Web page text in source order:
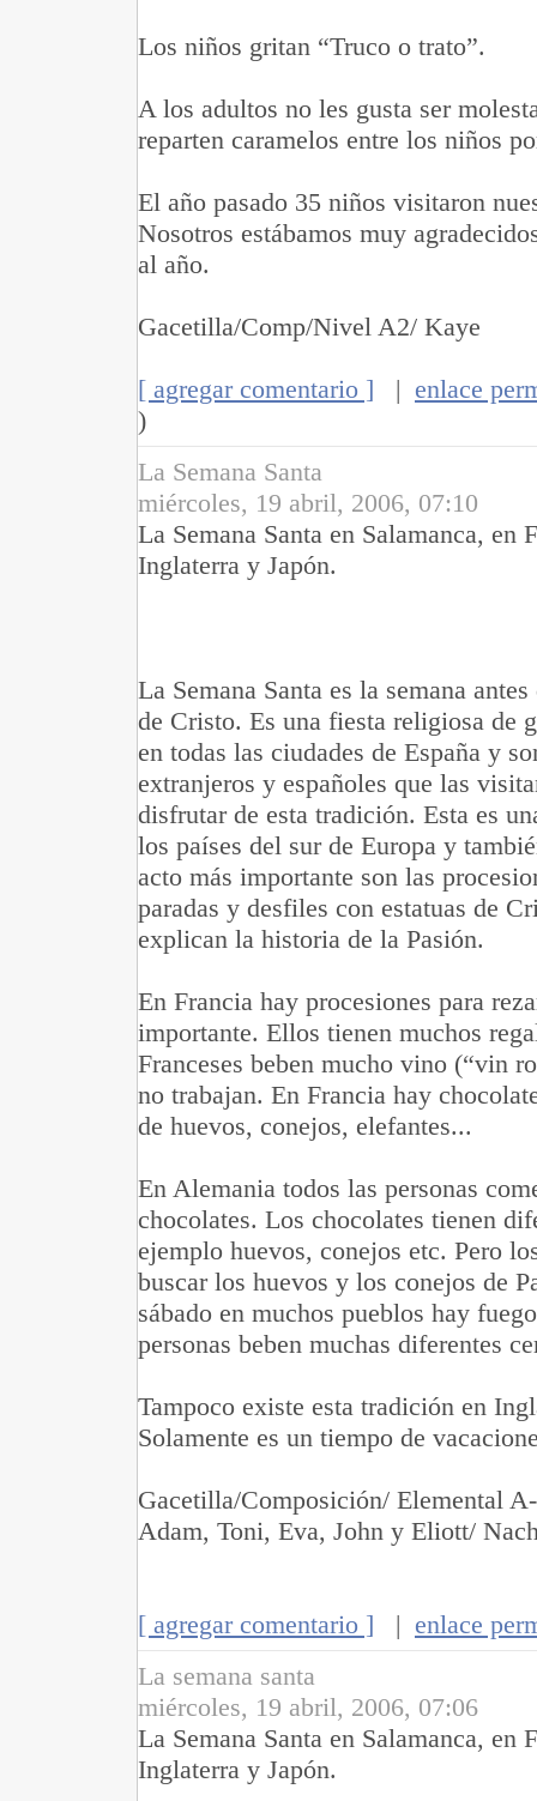
Los niños gritan “Truco o trato”.
A los adultos no les gusta ser
reparten caramelos entre los niños
El año pasado 35 niños visitaron
Nosotros estábamos muy
al año.
Gacetilla/Comp/Nivel A2/ Kaye
[ agregar comentario ] | enlace
)
La Semana Santa
miércoles, 19 abril, 2006, 07:10
La Semana Santa en Salamanca, en
Inglaterra y Japón.
La Semana Santa es la semana
de Cristo. Es una fiesta religiosa de
en todas las ciudades de España y
extranjeros y españoles que las
disfrutar de esta tradición. Esta es
los países del sur de Europa y
acto más importante son las
paradas y desfiles con estatuas de
explican la historia de la Pasión.
En Francia hay procesiones para
importante. Ellos tienen muchos
Franceses beben mucho vino (“vin
no trabajan. En Francia hay
de huevos, conejos, elefantes...
En Alemania todos las personas
chocolates. Los chocolates tienen
ejemplo huevos, conejos etc. Pero
buscar los huevos y los conejos de
sábado en muchos pueblos hay
personas beben muchas diferentes
Tampoco existe esta tradición en
Solamente es un tiempo de
Gacetilla/Composición/ Elemental
Adam, Toni, Eva, John y Eliott/
[ agregar comentario ] | enlace
La semana santa
miércoles, 19 abril, 2006, 07:06
La Semana Santa en Salamanca, en
Inglaterra y Japón.